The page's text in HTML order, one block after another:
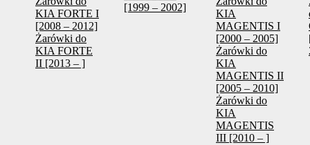
KIA FORTE I
[2008 – 2012]
Żarówki do
KIA FORTE
II [2013 – ]
[1999 – 2002]
KIA
MAGENTIS I
[2000 – 2005]
Żarówki do
KIA
MAGENTIS II
[2005 – 2010]
Żarówki do
KIA
MAGENTIS
III [2010 – ]